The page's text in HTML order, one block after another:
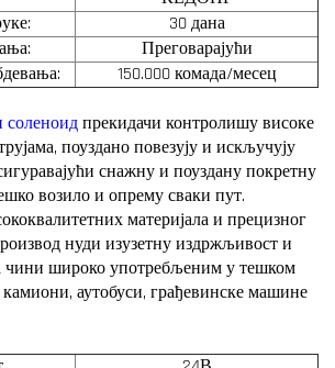
30 дана
Преговарајући
150.000 комада/месец
соленоидпрекидачи контролишу високе
поуздано повезују и искључују
снажну и поуздану покретну
возило и опрему сваки пут.
материјала и прецизног
нуди изузетну издржљивост и
чини широко употребљеним у тешком
аутобуси, грађевинске машине